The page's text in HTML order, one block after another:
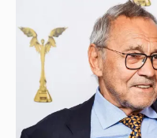
В сети появилось
Кончаловского и
отдыхе в Италии